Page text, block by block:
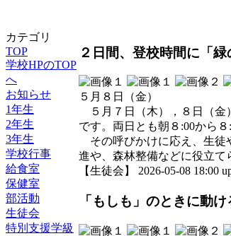
カテゴリ
TOP
学校HPのTOP
へ
お知らせ
1年生
2年生
3年生
学校行事
給食室
保健室
部活動
生徒会
特別支援学級
２日間、登校時間に「
５月８日（金）
５月７日（木），８日（金
です。両日とも朝８:00から
その呼びかけに応え、生徒
進や、森林整備などに役立て
【生徒会】 2026-05-08 18:00
「もしも」のときに動